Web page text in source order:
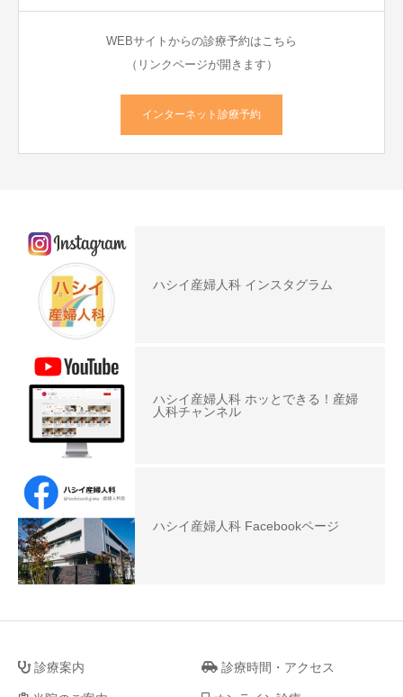
WEBサイトからの診療予約はこちら
（リンクページが開きます）
インターネット診療予約
ハシイ産婦人科 インスタグラム
ハシイ産婦人科 ホッとできる！産婦
人科チャンネル
ハシイ産婦人科 Facebookページ
診療案内 診療時間・アクセス